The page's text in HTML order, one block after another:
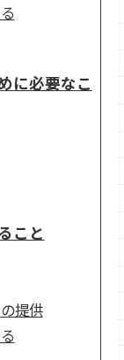
に必要なこ
こと
提供